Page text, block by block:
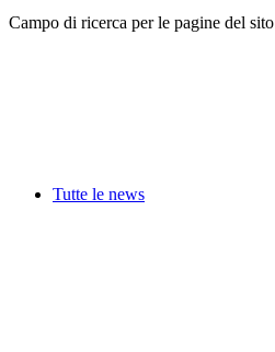
Campo di ricerca per le pagine del sito
Tutte le news